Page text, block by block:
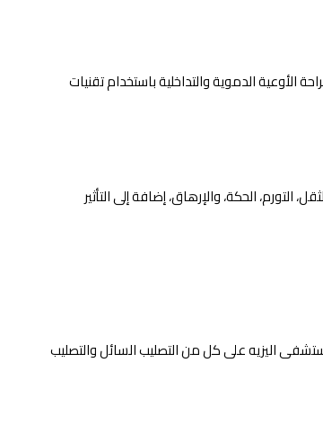
الأوعية الدموية والتداخلية باستخدام تقنيات
الحكة، والإرهاق، إضافة إلى التأثير
اليزيه على كل من التصليب السائل والتصليب